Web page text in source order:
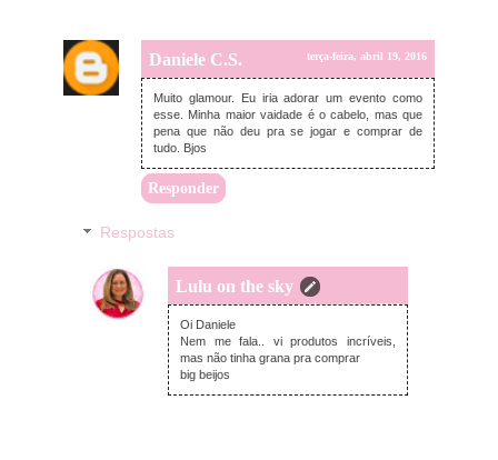
Daniele C.S. terça-feira, abril 19, 2016
Muito glamour. Eu iria adorar um evento como
esse. Minha maior vaidade é o cabelo, mas que
pena que não deu pra se jogar e comprar de
tudo. Bjos
Responder
Respostas
Lulu on the sky
terça-feira, abril 19, 2016
Oi Daniele
Nem me fala.. vi produtos incríveis,
mas não tinha grana pra comprar
big beijos